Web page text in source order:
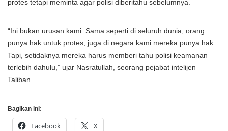
protes tetapi meminta agar polisi diberitahu sebelumnya.
“Ini bukan urusan kami. Sama seperti di seluruh dunia, orang
punya hak untuk protes, juga di negara kami mereka punya hak.
Tapi, setidaknya mereka harus memberi tahu polisi keamanan
terlebih dahulu,” ujar Nasratullah, seorang pejabat intelijen
Taliban.
Bagikan ini:
Facebook X